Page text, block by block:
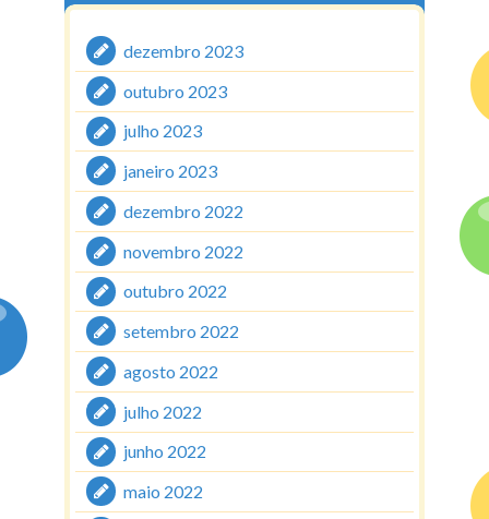
dezembro 2023
outubro 2023
julho 2023
janeiro 2023
dezembro 2022
novembro 2022
outubro 2022
setembro 2022
agosto 2022
julho 2022
junho 2022
maio 2022